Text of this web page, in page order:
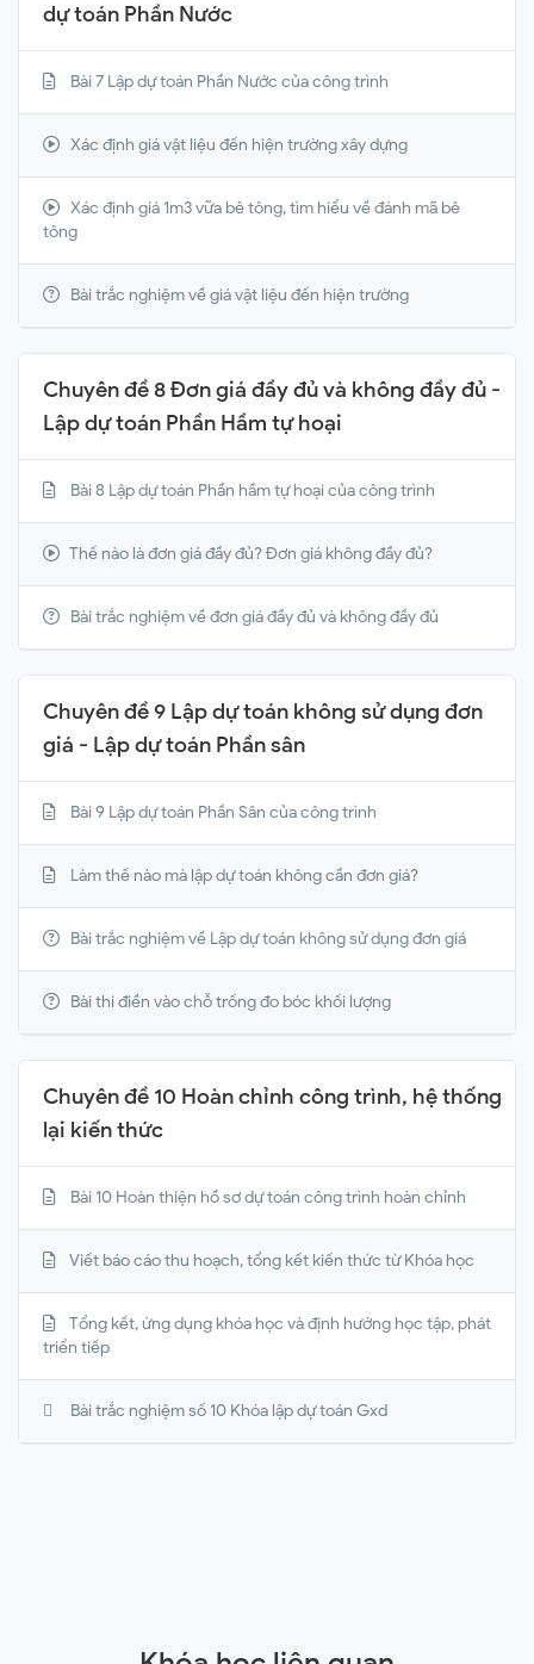
dự toán Phần Nước
Bài 7 Lập dự toán Phần Nước của công trình
Xác định giá vật liệu đến hiện trường xây dựng
Xác định giá 1m3 vữa bê tông, tìm hiểu về đánh mã bê
tông
Bài trắc nghiệm về giá vật liệu đến hiện trường
Chuyên đề 8 Đơn giá đầy đủ và không đầy đủ -
Lập dự toán Phần Hầm tự hoại
Bài 8 Lập dự toán Phần hầm tự hoại của công trình
Thế nào là đơn giá đầy đủ? Đơn giá không đầy đủ?
Bài trắc nghiệm về đơn giá đầy đủ và không đầy đủ
Chuyên đề 9 Lập dự toán không sử dụng đơn
giá - Lập dự toán Phần sân
Bài 9 Lập dự toán Phần Sân của công trình
Làm thế nào mà lập dự toán không cần đơn giá?
Bài trắc nghiệm về Lập dự toán không sử dụng đơn giá
Bài thi điền vào chỗ trống đo bóc khối lượng
Chuyên đề 10 Hoàn chỉnh công trình, hệ thống
lại kiến thức
Bài 10 Hoàn thiện hồ sơ dự toán công trình hoàn chỉnh
Viết báo cáo thu hoạch, tổng kết kiến thức từ Khóa học
Tổng kết, ứng dụng khóa học và định hướng học tập, phát
triển tiếp
Bài trắc nghiệm số 10 Khóa lập dự toán Gxd